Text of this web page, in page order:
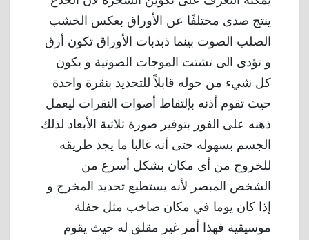
ينتج صدى مختلفًا عن الأوراق بعكس الخشب
الصلب الصوت بينما ذبذبات الأوراق تكون أرق
و تؤدى الى تشتت الموجات الصوتية و يكون
كل شيء من حوله قابلاً للتحديد بنقرة واحدة
حيث تقوم أذنه بإلتقاط أصوات النقرات ليعمل
ذهنه على الفور بتوفير صورة ثلاثية الأبعاد لذلك
الجسم بسهوله حتى أنه غالبا ما يجد طريقه
للخروج من أى مكان بشكل أسرع من
الشخص المبصر لأنه يستطيع تحديد المخرج و
إذا كان يوما في مكان صاخب مثل حفلة
موسيقية فهذا أمر غير مقلق له حيث يقوم